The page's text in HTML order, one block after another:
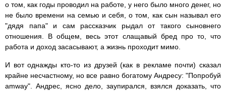
о том, как годы проводил на работе, у него было много денег, но
не было времени на семью и себя, о том, как сын называл его
"дядя папа" и сам рассказчик рыдал от такого сыновнего
отношения. В общем, весь этот слащавый бред про то, что
работа и доход засасывают, а жизнь проходит мимо.
И вот однажды кто-то из друзей (как в рекламе почти) сказал
крайне несчастному, но все равно богатому Андресу: "Попробуй
amway". Андрес, ясно дело, заупирался, взялся доказать, что